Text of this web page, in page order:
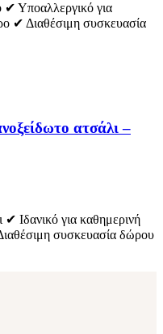
✔ Υποαλλεργικό για
✔ Διαθέσιμη συσκευασία
ατσάλι –
Ιδανικό για καθημερινή
συσκευασία δώρου